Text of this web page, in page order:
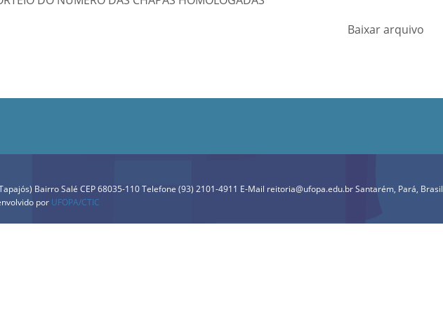
Baixar arquivo
Bairro Salé CEP 68035-110 Telefone (93) 2101-4911 E-Mail reitoria@ufopa.edu.br Santarém, Pará, Brasil
por UFOPA/CTIC